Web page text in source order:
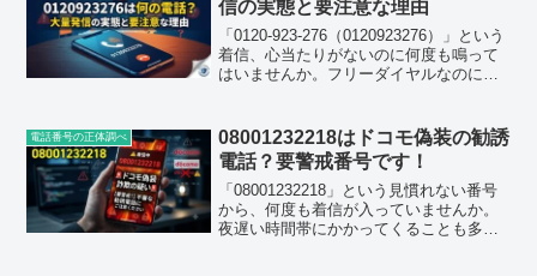
信の実態と要注意な理由
「0120-923-276（0120923276）」という
着信、心当たりがないのに何度も鳴って
はいませんか。フリーダイヤルなのに知
ついて、ネット上の口コミや報...
電話番号の正体調べ
08001232218はドコモ偽装の勧誘
電話？要警戒番号です！
「08001232218」という見慣れない番号
から、何度も着信が入っていませんか。
夜遅い時間帯にかかってくることも多